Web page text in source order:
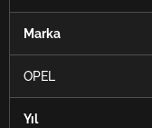
Marka
OPEL
Yıl